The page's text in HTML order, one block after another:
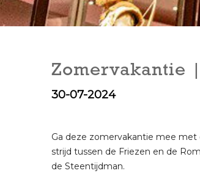
Zomervakantie
30-07-2024
Ga deze zomervakantie mee
strijd tussen de Friezen en de
de Steentijdman.